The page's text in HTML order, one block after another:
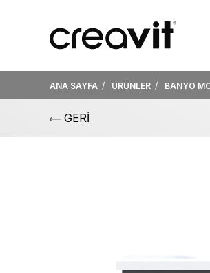
ANA SAYFA ÜRÜNLER BANYO
GERİ